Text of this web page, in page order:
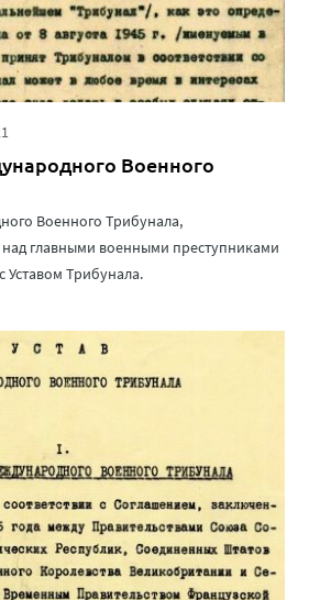
Военного
Военного Трибунала,
главными военными преступниками
Уставом Трибунала.